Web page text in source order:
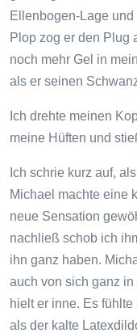
Ellenbogen-Lage
Plop zog er den Plug
noch mehr Gel in
als er seinen
Ich drehte meinen
meine Hüften und
Ich schrie kurz auf,
Michael machte eine
neue Sensation
nachließ schob ich
ihn ganz haben.
auch von sich ganz
hielt er inne. Es
als der kalte